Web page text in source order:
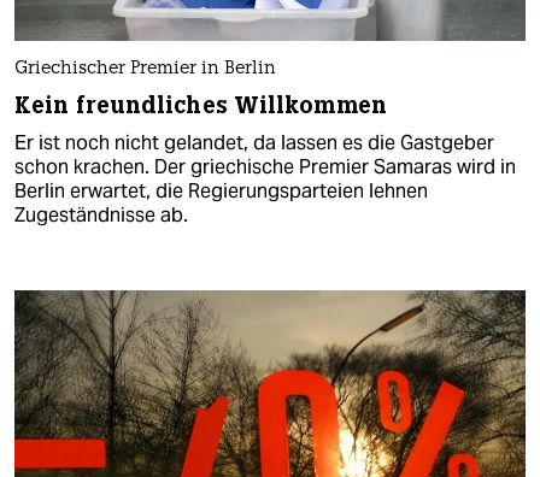
Griechischer Premier in Berlin
Kein freundliches Willkommen
Er ist noch nicht gelandet, da lassen es die Gastgeber
schon krachen. Der griechische Premier Samaras wird in
Berlin erwartet, die Regierungsparteien lehnen
Zugeständnisse ab.